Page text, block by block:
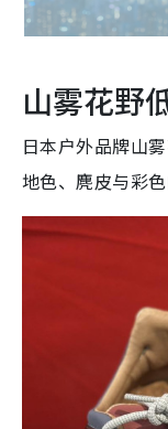
山雾花野
日本户外品牌山
地色、麂皮与彩色